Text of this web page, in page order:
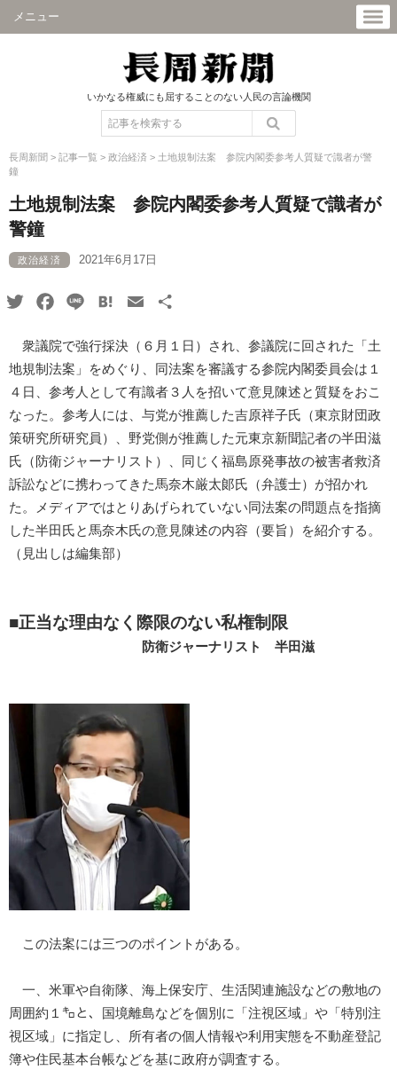
メニュー
いかなる権威にも屈することのない人民の言論機関
長周新聞 > 記事一覧 > 政治経済 > 土地規制法案 参院内閣委参考人質疑で識者が警
鐘
土地規制法案 参院内閣委参考人質疑で識者が
警鐘
政治経済 2021年6月17日
TwitterFacebook
Line HatenaEmail
衆議院で強行採決（６月１日）され、参議院に回された「土
地規制法案」をめぐり、同法案を審議する参院内閣委員会は１
４日、参考人として有識者３人を招いて意見陳述と質疑をおこ
なった。参考人には、与党が推薦した吉原祥子氏（東京財団政
策研究所研究員）、野党側が推薦した元東京新聞記者の半田滋
氏（防衛ジャーナリスト）、同じく福島原発事故の被害者救済
訴訟などに携わってきた馬奈木厳太郞氏（弁護士）が招かれ
た。メディアではとりあげられていない同法案の問題点を指摘
した半田氏と馬奈木氏の意見陳述の内容（要旨）を紹介する。
（見出しは編集部）
■正当な理由なく際限のない私権制限
防衛ジャーナリスト 半田滋
この法案には三つのポイントがある。
一、米軍や自衛隊、海上保安庁、生活関連施設などの敷地の
周囲約１㌔と、国境離島などを個別に「注視区域」や「特別注
視区域」に指定し、所有者の個人情報や利用実態を不動産登記
簿や住民基本台帳などを基に政府が調査する。